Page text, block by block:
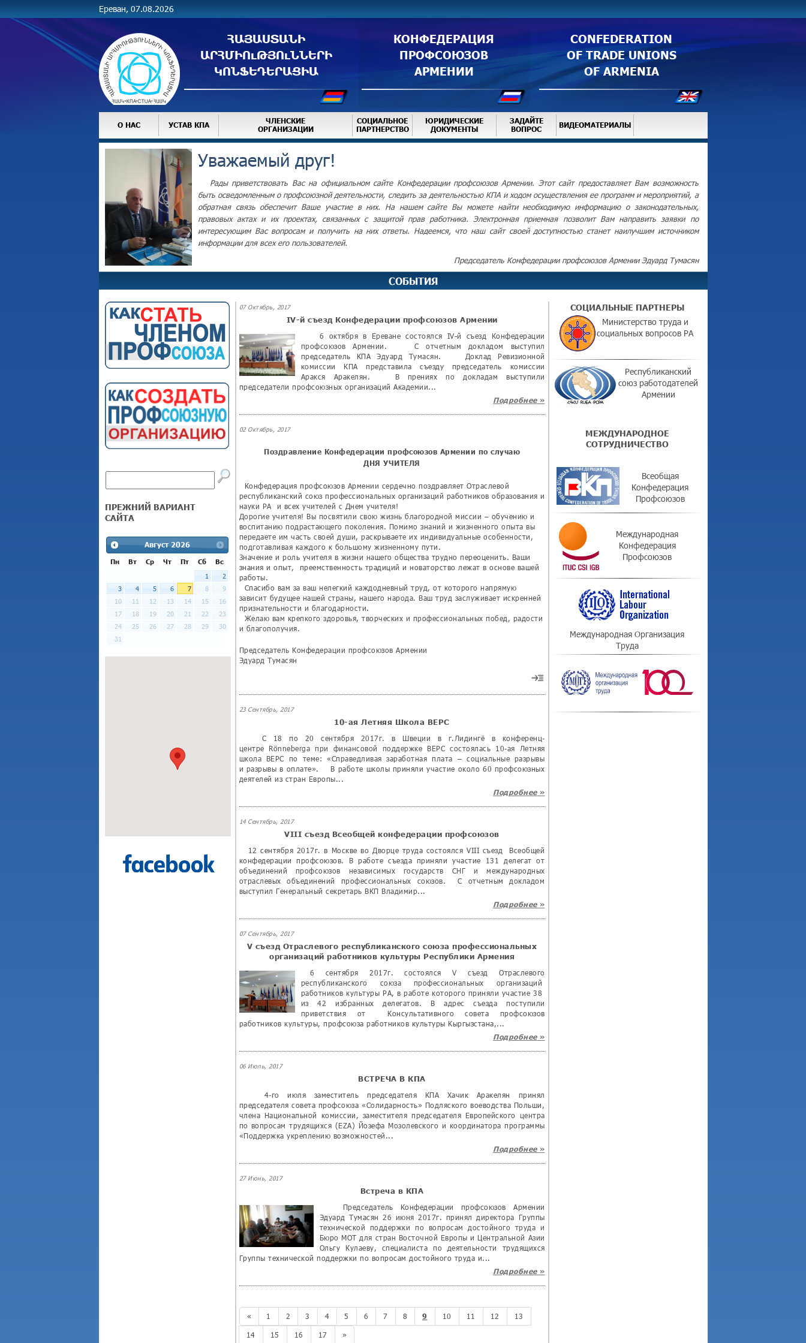
Ереван, 07.08.2026
ՀԱՅԱՍՏԱՆԻ
ԱՐՀՄԻՈւԹՅՈւՆՆԵՐԻ
ԿՈՆՖԵԴԵՐԱՑԻԱ
КОНФЕДЕРАЦИЯ
ПРОФСОЮЗОВ
АРМЕНИИ
CONFEDERATION
OF TRADE UNIONS
OF ARMENIA
О НАС УСТАВ КПА
ЧЛЕНСКИЕ
ОРГАНИЗАЦИИ
СОЦИАЛЬНОЕ
ПАРТНЕРСТВО
ЮРИДИЧЕСКИЕ
ДОКУМЕНТЫ
ЗАДАЙТЕ
ВОПРОС
ВИДЕОМАТЕРИАЛЫ
Уважаемый друг!
Рады приветствовать Вас на официальном сайте Конфедерации профсоюзов Армении. Этот сайт предоставляет Вам возможность
быть осведомленным о профсоюзной деятельности, следить за деятельностью КПА и ходом осуществления ее программ и мероприятий, а
обратная связь обеспечит Ваше участие в них. На нашем сайте Вы можете найти необходимую информацию о законодательных,
правовых актах и их проектах, связанных с защитой прав работника. Электронная приемная позволит Вам направить заявки по
интересующим Вас вопросам и получить на них ответы. Надеемся, что наш сайт своей доступностью станет наилучшим источником
информации для всех его пользователей.
Председатель Конфедерации профсоюзов Армении Эдуард Тумасян
СОБЫТИЯ
ПРЕЖНИЙ ВАРИАНТ
САЙТА
Август 2026
Пн Вт Ср Чт Пт Сб
Вс
1
2
3
4 5 6 7 8
9
10
11 12 13 14 15
16
17
18 19 20 21 22
23
24
25 26 27 28 29
30
31
07 Октябрь, 2017
IV-й съезд Конфедерации профсоюзов Армении
6 октября в Ереване состоялся IV-й съезд Конфедерации
профсоюзов Армении. С отчетным докладом выступил
председатель КПА Эдуард Тумасян. Доклад Ревизионной
комиссии КПА представила съезду председатель комиссии
Аракся Аракелян. В прениях по докладам выступили
председатели профсоюзных организаций Академии...
Подробнее»
02 Октябрь, 2017
Поздравление Конфедерации профсоюзов Армении по случаю
ДНЯ УЧИТЕЛЯ
Конфедерация профсоюзов Армении сердечно поздравляет Отраслевой
республиканский союз профессиональных организаций работников образования и
науки РА и всех учителей с Днем учителя!
Дорогие учителя! Вы посвятили свою жизнь благородной миссии – обучению и
воспитанию подрастающего поколения. Помимо знаний и жизненного опыта вы
передаете им часть своей души, раскрываете их индивидуальные особенности,
подготавливая каждого к большому жизненному пути.
Значение и роль учителя в жизни нашего общества трудно переоценить. Ваши
знания и опыт, преемственность традиций и новаторство лежат в основе вашей
работы.
Спасибо вам за ваш нелегкий каждодневный труд, от которого напрямую
зависит будущее нашей страны, нашего народа. Ваш труд заслуживает искренней
признательности и благодарности.
Желаю вам крепкого здоровья, творческих и профессиональных побед, радости
и благополучия.
Председатель Конфедерации профсоюзов Армении
Эдуард Тумасян
23 Сентябрь, 2017
10-ая Летняя Школа ВЕРС
C 18 по 20 сентября 2017г. в Швеции в г.Лидингё в конференц-
центре Rönneberga при финансовой поддержке ВЕРС состоялась 10-ая Летняя
школа ВЕРС по теме: «Справедливая заработная плата – социальные разрывы
и разрывы в оплате». В работе школы приняли участие около 60 профсоюзных
деятелей из стран Европы...
Подробнее»
14 Сентябрь, 2017
VIII съезд Всеобщей конфедерации профсоюзов
12 сентября 2017г. в Москве во Дворце труда состоялся VIII съезд Всеобщей
конфедерации профсоюзов. В работе съезда приняли участие 131 делегат от
объединений профсоюзов независимых государств СНГ и международных
отраслевых объединений профессиональных союзов. С отчетным докладом
выступил Генеральный секретарь ВКП Владимир...
Подробнее»
07 Сентябрь, 2017
V съезд Отраслевого республиканского союза профессиональных
организаций работников культуры Республики Армения
6 сентября 2017г. состоялся V съезд Отраслевого
республиканского союза профессиональных организаций
работников культуры РА, в работе которого приняли участие 38
из 42 избранных делегатов. В адрес съезда поступили
приветствия от Консультативного совета профсоюзов
работников культуры, профсоюза работников культуры Кыргызстана,...
Подробнее»
06 Июль, 2017
ВСТРЕЧА В КПА
4-го июля заместитель председателя КПА Хачик Аракелян принял
председателя совета профсоюза «Солидарность» Подляского воеводства Польши,
члена Национальной комиссии, заместителя председателя Европейского центра
по вопросам трудящихся (EZA) Йозефа Мозолевского и координатора программы
«Поддержка укреплению возможностей...
Подробнее»
27 Июнь, 2017
Встреча в КПА
Председатель Конфедерации профсоюзов Армении
Эдуард Тумасян 26 июня 2017г. принял директора Группы
технической поддержки по вопросам достойного труда и
Бюро МОТ для стран Восточной Европы и Центральной Азии
Ольгу Кулаеву, специалиста по деятельности трудящихся
Группы технической поддержки по вопросам достойного труда и...
Подробнее»
« 1 2 3 4 5 6 7 8 9 10 11 12
13
14
15 16 17 »
СОЦИАЛЬНЫЕ ПАРТНЕРЫ
Министерство труда и
социальных вопросов РА
Республиканский
союз работодателей
Армении
МЕЖДУНАРОДНОЕ
СОТРУДНИЧЕСТВО
Всеобщая
Конфедерация
Профсоюзов
Международная
Конфедерация
Профсоюзов
Международная Организация
Труда